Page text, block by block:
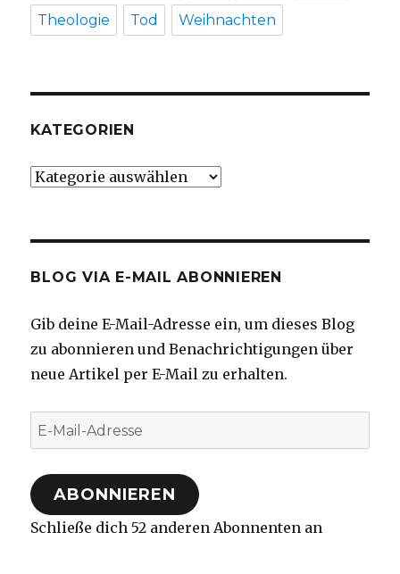
Theologie Tod Weihnachten
KATEGORIEN
Kategorien
BLOG VIA E-MAIL ABONNIEREN
Gib deine E-Mail-Adresse ein, um dieses Blog
zu abonnieren und Benachrichtigungen über
neue Artikel per E-Mail zu erhalten.
E-
Mail-
Adresse
ABONNIEREN
Schließe dich 52 anderen Abonnenten an